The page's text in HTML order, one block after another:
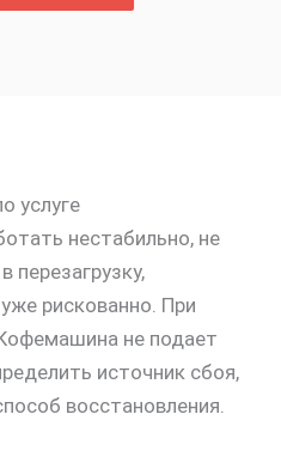
услуге
нестабильно, не
перезагрузку,
рискованно. При
не подает
источник сбоя,
восстановления.